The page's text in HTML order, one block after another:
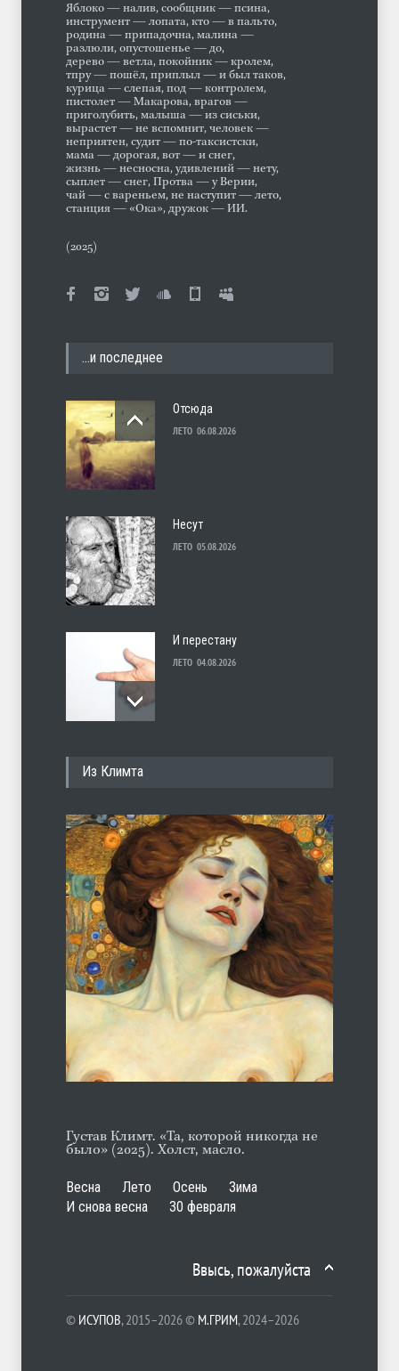
Яблоко — налив, сообщник — псина,
инструмент — лопата, кто — в пальто,
родина — припадочна, малина —
разлюли, опустошенье — до,
дерево — ветла, покойник — кролем,
тпру — пошёл, приплыл — и был таков,
курица — слепая, под — контролем,
пистолет — Макарова, врагов —
приголубить, малыша — из сиськи,
вырастет — не вспомнит, человек —
неприятен, судит — по-таксистски,
мама — дорогая, вот — и снег,
жизнь — несносна, удивлений — нету,
сыплет — снег, Протва — у Верии,
чай — с вареньем, не наступит — лето,
станция — «Ока», дружок — ИИ.
(2025)
…и последнее
Отсюда
ЛЕТО 06.08.2026
Несут
ЛЕТО 05.08.2026
И перестану
ЛЕТО 04.08.2026
Марципан (из Агнии Барто)
ЛЕТО 31.07.2026
А ещё борода
ЛЕТО 07.08.2026
Из Климта
Густав Климт. «Та, которой никогда не
было» (2025). Холст, масло.
Весна Лето Осень
Зима
И снова весна
30 февраля
Ввысь, пожалуйста
© ИСУПОВ, 2015–2026 © М.ГРИМ, 2024–2026